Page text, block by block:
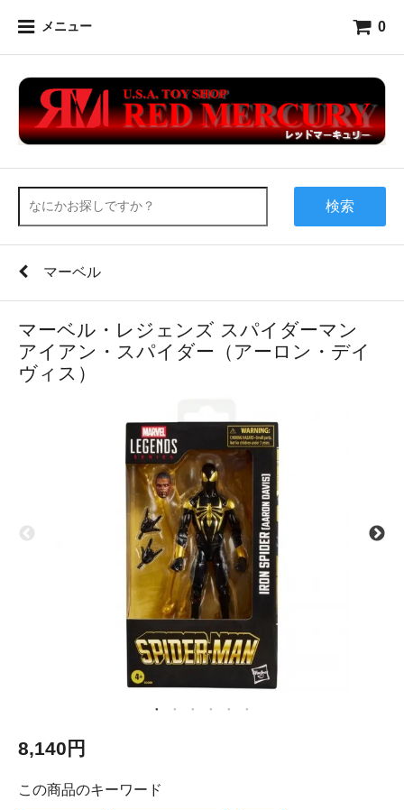
メニュー 0
検索
マーベル
マーベル・レジェンズ スパイダーマン
アイアン・スパイダー（アーロン・デイ
ヴィス）
8,140円
この商品のキーワード